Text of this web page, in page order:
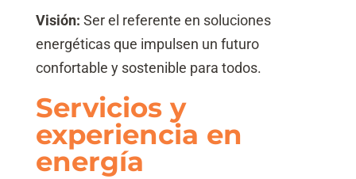
Visión: Ser el referente en soluciones
energéticas que impulsen un futuro
confortable y sostenible para todos.
Servicios y
experiencia en
energía